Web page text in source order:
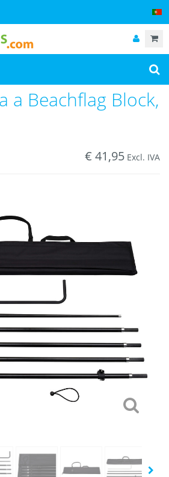
a Beachflag Block,
€ 41,95 Excl. IVA